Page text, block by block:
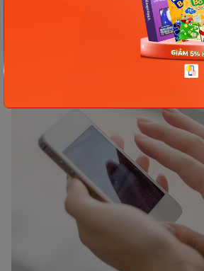
đáp và chia sẻ kinh nghiệm